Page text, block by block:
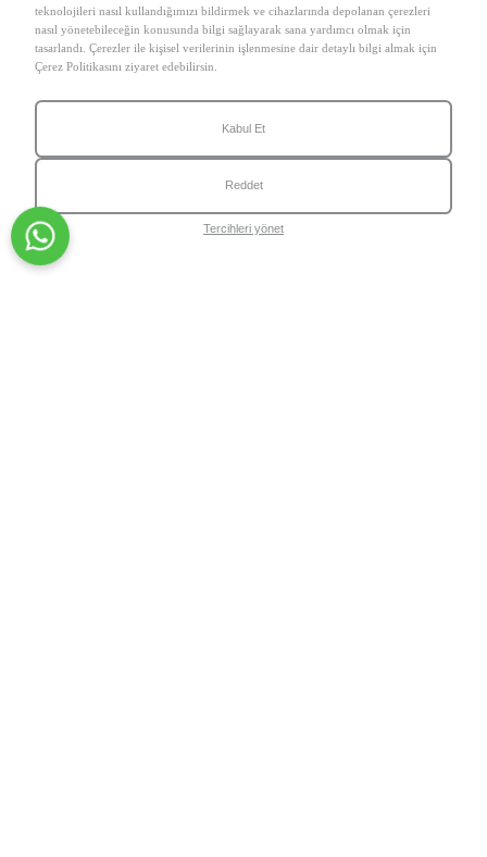
Wiwify Ürünleri İle Etkili Cilt Bakımı
Rutini
Wiwify ürünlerinin düzenli kullanılması, sivilce ve akne
problemini kontrol altına almaya yardımcı olacaktır:
Sabah ve akşam olmak üzere günde iki defa, Glyco Tonik ile cildi
temizleyin ve tonikledikten sonra cildinizi nazikçe kurulayın.
Sabahları, cilde nazikçe masaj yaparak Niacinamende Serum'u
uygulayın.
Haftada iki kere, Red Peeling Serum'u kullanarak cildinize
teknolojileri nasıl kullandığımızı bildirmek ve cihazlarında depolanan çerezleri
nasıl yönetebileceğin konusunda bilgi sağlayarak sana yardımcı olmak için
tasarlandı. Çerezler ile kişisel verilerinin işlenmesine dair detaylı bilgi almak için
Çerez Politikasını ziyaret edebilirsin.
Kabul Et
Reddet
Tercihleri yönet